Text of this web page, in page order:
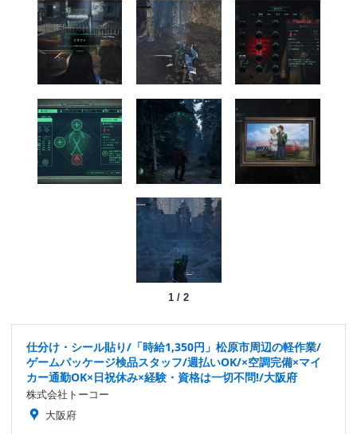
1/ 2
仕分け・シール貼り/「時給1,350円」松原市周辺の軽作業/
ゲームパッケージ検品スタッフ/週払いOK/×空調完備×マイ
カー通勤OK×日祝休み×経験・資格は一切不問!/大阪府
株式会社トーコー
大阪府